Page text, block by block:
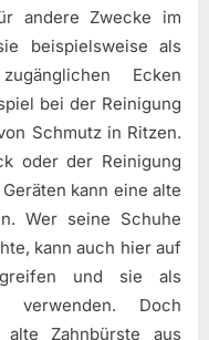
andere Zwecke im
beispielsweise als
Ecken
bei der Reinigung
Schmutz in Ritzen.
oder der Reinigung
kann eine alte
Wer seine Schuhe
kann auch hier auf
und sie als
verwenden. Doch
Zahnbürste aus